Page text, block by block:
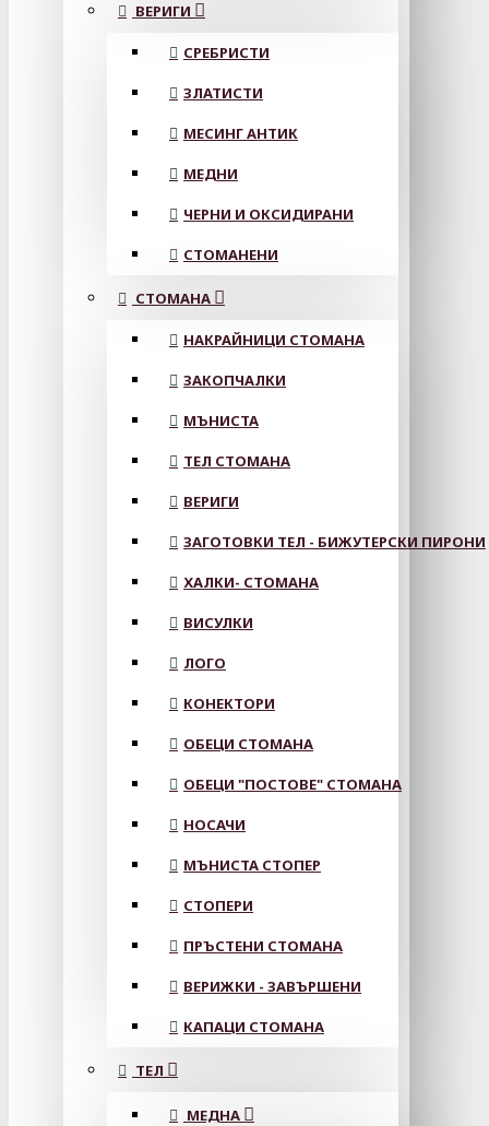
ВЕРИГИ
СРЕБРИСТИ
ЗЛАТИСТИ
МЕСИНГ АНТИК
МЕДНИ
ЧЕРНИ И ОКСИДИРАНИ
СТОМАНЕНИ
СТОМАНА
НАКРАЙНИЦИ СТОМАНА
ЗАКОПЧАЛКИ
МЪНИСТА
ТЕЛ СТОМАНА
ВЕРИГИ
ЗАГОТОВКИ ТЕЛ - БИЖУТЕРСКИ ПИРОНИ
ХАЛКИ- СТОМАНА
ВИСУЛКИ
ЛОГО
КОНЕКТОРИ
ОБЕЦИ СТОМАНА
ОБЕЦИ "ПОСТОВЕ" СТОМАНА
НОСАЧИ
МЪНИСТА СТОПЕР
СТОПЕРИ
ПРЪСТЕНИ СТОМАНА
ВЕРИЖКИ - ЗАВЪРШЕНИ
КАПАЦИ СТОМАНА
ТЕЛ
МЕДНА